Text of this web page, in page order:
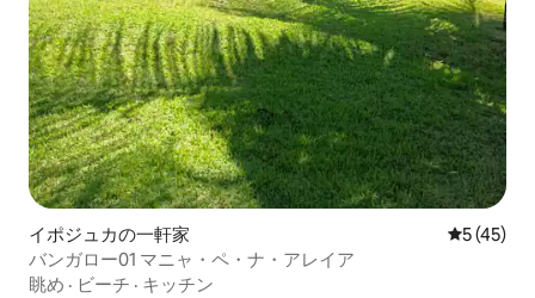
イポジュカの一軒家 レビュー
5 (45)
バンガロー01 マニャ・ペ・ナ・アレイア
眺め · ビーチ · キッチン